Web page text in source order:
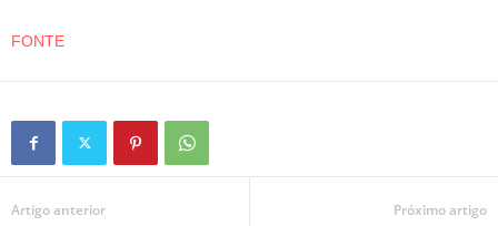
FONTE
Artigo anterior Próximo artigo